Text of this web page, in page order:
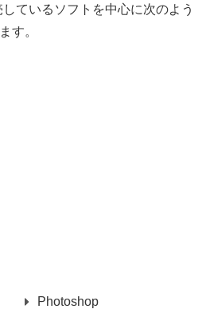
ているソフトを中心に次のよう
す。
Photoshop